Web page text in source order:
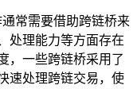
常需要借助跨链桥来
处理能力等方面存在
，一些跨链桥采用了
速处理跨链交易，使